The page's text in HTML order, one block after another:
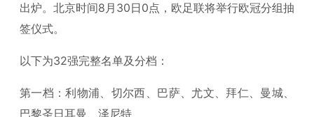
出炉。北京时间8月30日0点，欧足联将举行欧冠分组抽
签仪式。
以下为32强完整名单及分档：
第一档：利物浦、切尔西、巴萨、尤文、拜仁、曼城、
巴黎圣日耳曼、泽尼特